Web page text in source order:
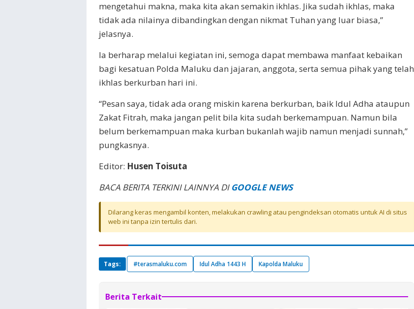
mengetahui makna, maka kita akan semakin ikhlas. Jika sudah ikhlas, maka
tidak ada nilainya dibandingkan dengan nikmat Tuhan yang luar biasa,”
jelasnya.
Ia berharap melalui kegiatan ini, semoga dapat membawa manfaat kebaikan
bagi kesatuan Polda Maluku dan jajaran, anggota, serta semua pihak yang telah
ikhlas berkurban hari ini.
“Pesan saya, tidak ada orang miskin karena berkurban, baik Idul Adha ataupun
Zakat Fitrah, maka jangan pelit bila kita sudah berkemampuan. Namun bila
belum berkemampuan maka kurban bukanlah wajib namun menjadi sunnah,”
pungkasnya.
Editor: Husen Toisuta
BACA BERITA TERKINI LAINNYA DI GOOGLE NEWS
Dilarang keras mengambil konten, melakukan crawling atau pengindeksan otomatis untuk AI di situs
web ini tanpa izin tertulis dari.
Tags: #terasmaluku.com Idul Adha 1443 H Kapolda Maluku
Berita Terkait